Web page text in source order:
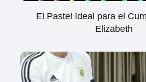
El Pastel Ideal para el
Elizabeth